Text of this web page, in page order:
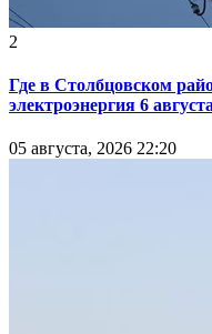
2
Где в Столбцовском
электроэнергия 6 августа
05 августа, 2026 22:20